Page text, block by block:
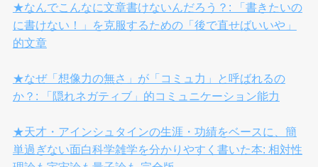
★なんでこんなに文章書けないんだろう？: 「書きたいの
に書けない！」を克服するための「後で直せばいいや」
的文章
★なぜ「想像力の無さ」が「コミュ力」と呼ばれるの
か？: 「隠れネガティブ」的コミュニケーション能力
★天才・アインシュタインの生涯・功績をベースに、簡
単過ぎない面白科学雑学を分かりやすく書いた本: 相対性